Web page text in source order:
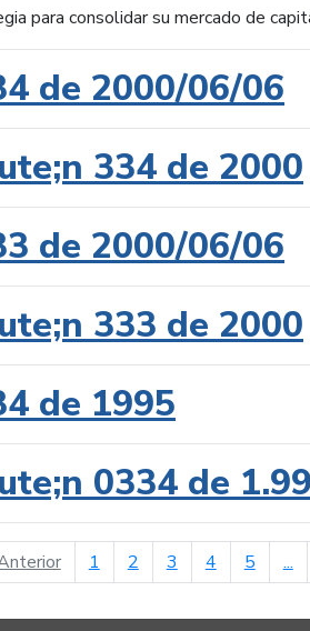
para consolidar su mercado de
de 2000/06/06
334 de 2000
de 2000/06/06
333 de 2000
de 1995
0334 de
página anterior
1 2 3 4 5 ...